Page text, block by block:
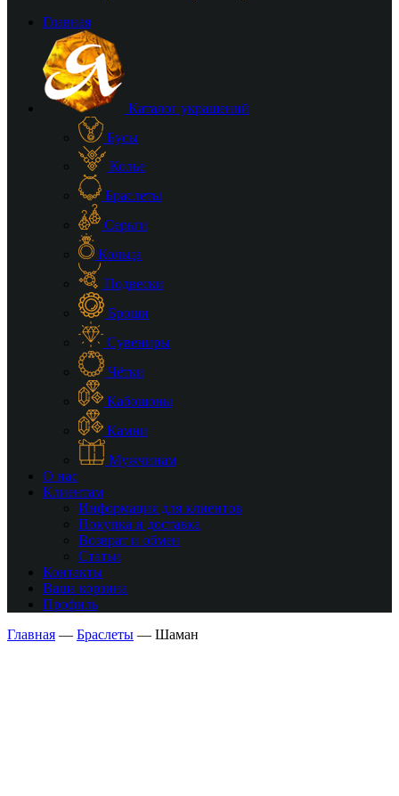
Главная
Каталог украшений
Бусы
Колье
Браслеты
Серьги
Кольца
Подвески
Броши
Сувениры
Чётки
Кабошоны
Камни
Мужчинам
О нас
Клиентам
Информация для клиентов
Покупка и доставка
Возврат и обмен
Статьи
Контакты
Ваша корзина
Профиль
Главная — Браслеты — Шаман